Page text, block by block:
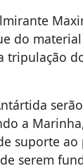
do
tripulação
a
suporte
serem